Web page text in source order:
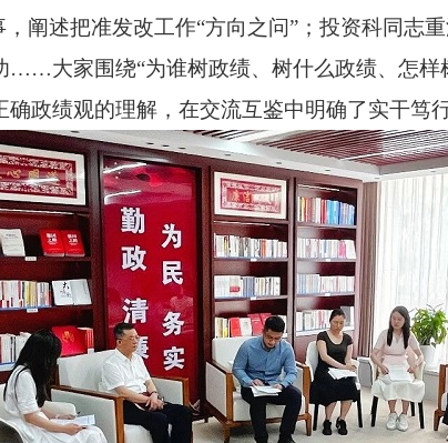
阐述把准发改工作“方向之问”；投资科同志
……大家围绕“为谁树政绩、树什么政绩、怎样
政绩观的理解，在交流互鉴中明确了实干笃行